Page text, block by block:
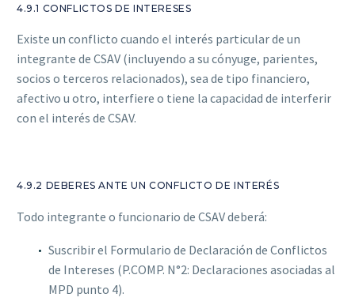
4.9.1 CONFLICTOS DE INTERESES
Existe un conflicto cuando el interés particular de un
integrante de CSAV (incluyendo a su cónyuge, parientes,
socios o terceros relacionados), sea de tipo financiero,
afectivo u otro, interfiere o tiene la capacidad de interferir
con el interés de CSAV.
4.9.2 DEBERES ANTE UN CONFLICTO DE INTERÉS
Todo integrante o funcionario de CSAV deberá:
Suscribir el Formulario de Declaración de Conflictos
de Intereses (P.COMP. N°2: Declaraciones asociadas al
MPD punto 4).